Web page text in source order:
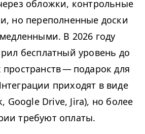
обложки, контрольные
но переполненные доски
В 2026 году
бесплатный уровень до
— подарок для
приходят в виде
Google Drive, Jira), но более
требуют оплаты.